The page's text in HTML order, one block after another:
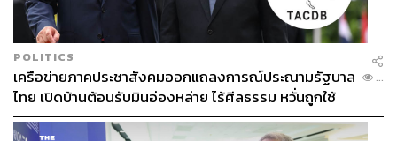
POLITICS
เครือข่ายภาคประชาสังคมออกแถลงการณ์ประณามรัฐบาล
ไทย เปิดบ้านต้อนรับมินอ่องหล่าย ไร้ศีลธรรม หวั่นถูกใช้
เป็นเครื่องมือกดขี่ชาวเมียนมา
...